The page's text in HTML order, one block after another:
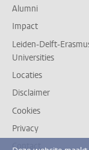
Alumni
Impact
Leiden-Delft-
Universities
Locaties
Disclaimer
Cookies
Privacy
Contact